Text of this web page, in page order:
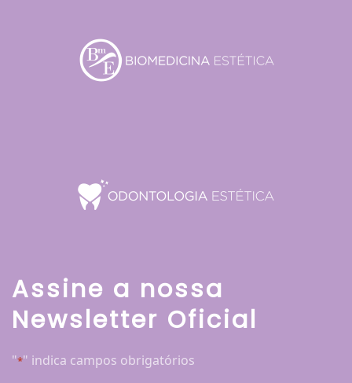
Assine a nossa
Newsletter Oficial
"*" indica campos obrigatórios